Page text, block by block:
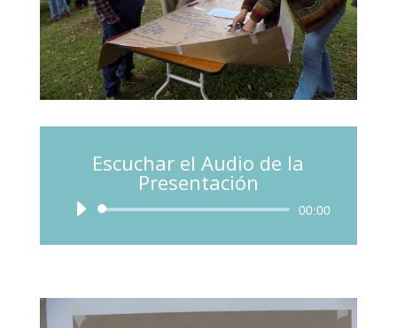
Escuchar el Audio de la
Presentación
Audio
00:00